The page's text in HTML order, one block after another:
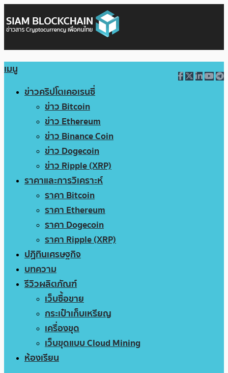
เมนู
ข่าวคริปโตเคอเรนซี่
ข่าว Bitcoin
ข่าว Ethereum
ข่าว Binance Coin
ข่าว Dogecoin
ข่าว Ripple (XRP)
ราคาและการวิเคราะห์
ราคา Bitcoin
ราคา Ethereum
ราคา Dogecoin
ราคา Ripple (XRP)
ปฏิทินเศรษฐกิจ
บทความ
รีวิวผลิตภัณฑ์
เว็บซื้อขาย
กระเป๋าเก็บเหรียญ
เครื่องขุด
เว็บขุดแบบ Cloud Mining
ห้องเรียน